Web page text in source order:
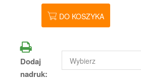
DO KOSZYKA
Dodaj
nadruk: